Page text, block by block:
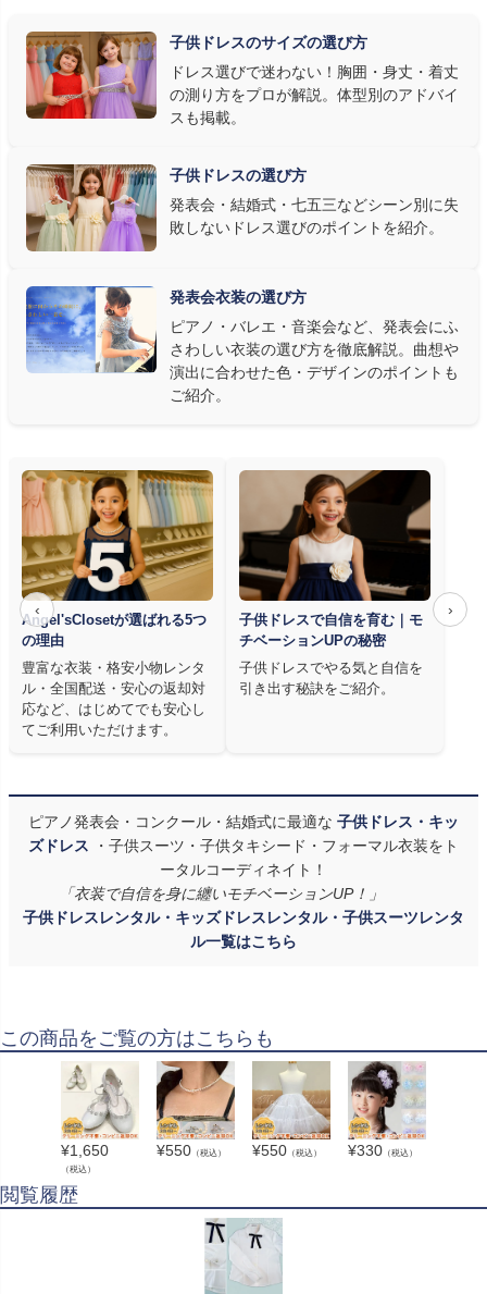
す。またピアノ演奏なら落ち着いたシックなトーン、バイオリンやソ
ロ演奏なら華やかで視線を集めるデザイン、合唱やアンサンブル
なら衣装同士が調和するクラシカルな色合い、と演目に合わせた
③ 演奏の動きを妨げない設計か確認する
発表会ドレス選びで見落とされがちなのが"動きやすさ"です。ピ
アノならペダル操作を妨げない丈感、バイオリンなら弓を動かす
右腕のゆとり、管楽器なら胸元の締め付けがないこと——演奏の
質は衣装で変わります。Angel's Closetのレンタル衣装は、元ピ
アノ教師の店長が発表会・コンクールでのご使用を前提に厳選し
た商品
を多数ご用意しています。
子供ドレスのサイズの選び方
ドレス選びで迷わない！胸囲・身丈・着丈
の測り方をプロが解説。体型別のアドバイ
スも掲載。
子供ドレスの選び方
発表会・結婚式・七五三などシーン別に失
敗しないドレス選びのポイントを紹介。
発表会衣装の選び方
ピアノ・バレエ・音楽会など、発表会にふ
さわしい衣装の選び方を徹底解説。曲想や
演出に合わせた色・デザインのポイントも
ご紹介。
‹ ›
Angel'sClosetが選ばれる5つ
の理由
豊富な衣装・格安小物レンタ
ル・全国配送・安心の返却対
応など、はじめてでも安心し
てご利用いただけます。
子供ドレスで自信を育む｜モ
チベーションUPの秘密
子供ドレスでやる気と自信を
引き出す秘訣をご紹介。
ピアノ発表会・コンクール・結婚式に最適な 子供ドレス・キッ
ズドレス
・子供スーツ・子供タキシード・フォーマル衣装をト
ータルコーディネイト！
「衣装で自信を身に纏いモチベーションUP！」
子供ドレスレンタル・キッズドレスレンタル・子供スーツレンタ
ル一覧はこちら
この商品をご覧の方はこちらも
¥1,650
（税込）
¥550 （税込） ¥550 （税込） ¥330 （税込）
閲覧履歴